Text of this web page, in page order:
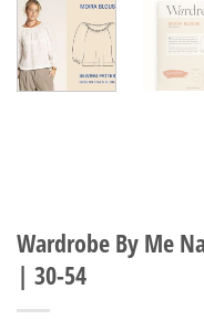
Wardrobe By Me
| 30-54